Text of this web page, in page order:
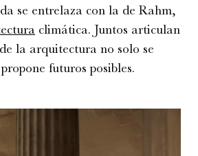
se entrelaza con la de Rahm,
climática. Juntos articulan
la arquitectura no solo se
futuros posibles.